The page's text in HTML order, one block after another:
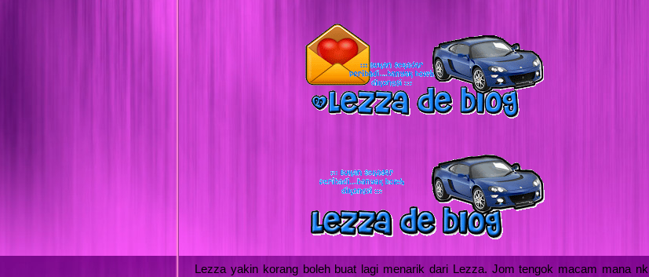
Lezza yakin korang boleh buat lagi menarik dari Lezza. Jom tengok macam mana nk